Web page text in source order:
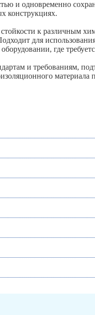
и одновременно
конструкциях.
к различным
для
где
и требованиям,
материала